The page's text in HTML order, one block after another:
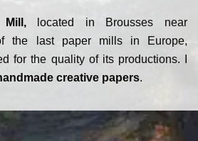
located in Brousses near
the last paper mills in Europe,
for the quality of its productions. I
creative papers.